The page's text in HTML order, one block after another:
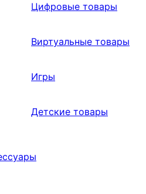
Цифровые товары
Виртуальные товары
Игры
Детские товары